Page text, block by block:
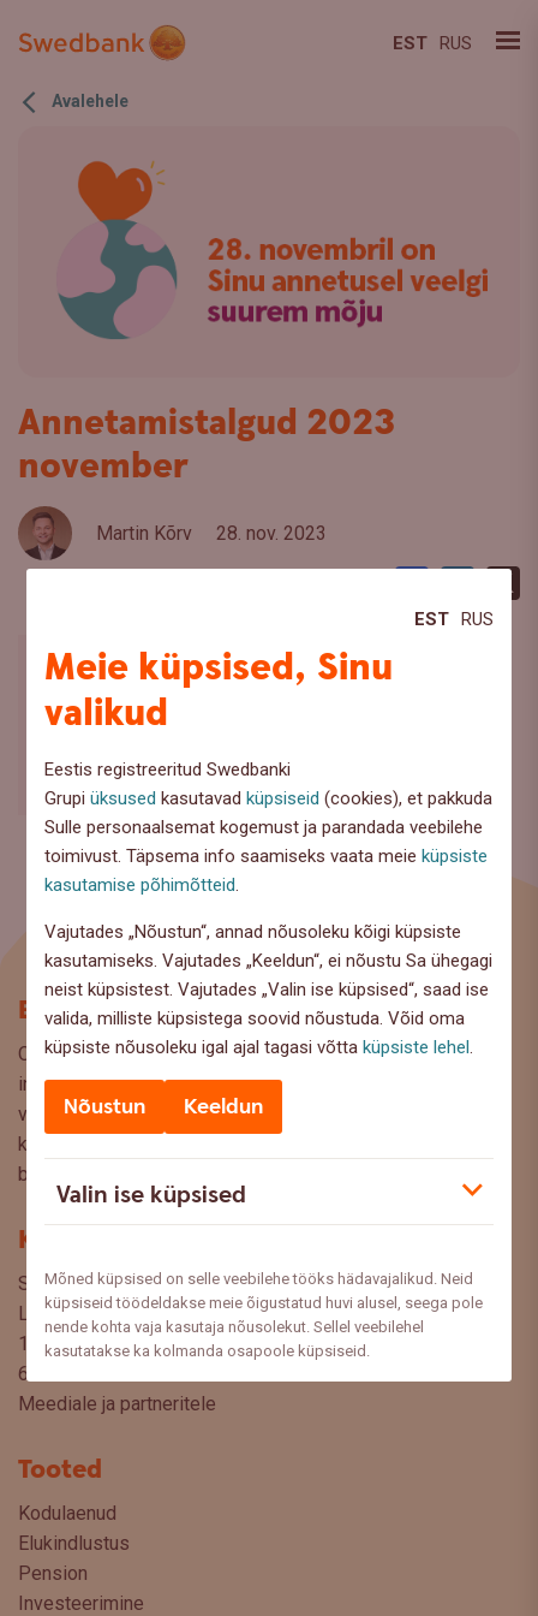
EST RUS
Meie küpsised, Sinu
valikud
Eestis registreeritud Swedbanki
Grupiüksused kasutavadküpsiseid (cookies), et pakkuda
Sulle personaalsemat kogemust ja parandada veebilehe
toimivust. Täpsema info saamiseks vaata meieküpsiste
kasutamise põhimõtteid.
Vajutades „Nõustun“, annad nõusoleku kõigi küpsiste
kasutamiseks. Vajutades „Keeldun“, ei nõustu Sa ühegagi
neist küpsistest. Vajutades „Valin ise küpsised“, saad ise
valida, milliste küpsistega soovid nõustuda. Võid oma
küpsiste nõusoleku igal ajal tagasi võttaküpsiste lehel.
Nõustun Keeldun
Valin ise küpsised
Mõned küpsised on selle veebilehe tööks hädavajalikud. Neid
küpsiseid töödeldakse meie õigustatud huvi alusel, seega pole
nende kohta vaja kasutaja nõusolekut. Sellel veebilehel
kasutatakse ka kolmanda osapoole küpsiseid.
EST RUS
Avalehele
Annetamistalgud 2023
november
Martin Kõrv 28. nov. 2023
Blogi
Oled Swedbanki blogi lehel, kus pakume lugejaile huvitavat
infot ja kasulikke nõuandeid, et saaksite teha kaalutud
valikuid oma rahaasjade korraldamisel. Ootame väga teie
küsimusi, ettepanekuid ja arvamusi, millistel teemadel siit
blogist lugeda sooviksite: meedia@swedbank.ee.
Kontakt
Swedbank AS
Liivalaia 34
15040 Tallinn, Estonia
6310 310
Meediale ja partneritele
Tooted
Kodulaenud
Elukindlustus
Pension
Investeerimine